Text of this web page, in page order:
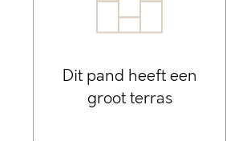
Dit pand heeft een
groot terras